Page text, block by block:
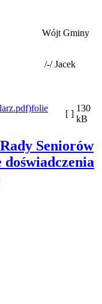
folie
[ ]
130
kB
Seniorów
doświadczenia